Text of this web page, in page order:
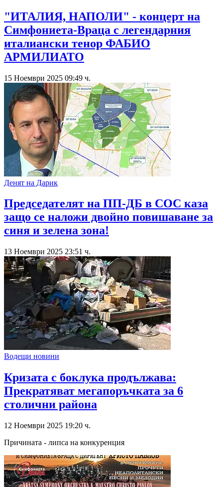
"ИТАЛИЯ, НАПОЛИ" - концерт на
Симфониета-Враца с легендарния
италиански тенор ФАБИО
АРМИЛИАТО
15 Ноември 2025 09:49 ч.
Денят на Дарик
Председателят на ПП-ДБ в СОС каза
защо се наложи двойно повишаване за
синя и зелена зона!
13 Ноември 2025 23:51 ч.
Водещи новини
Кризата с боклука продължава:
Прекратяват мегапоръчката за 6
столични района
12 Ноември 2025 19:20 ч.
Причината - липса на конкуренция